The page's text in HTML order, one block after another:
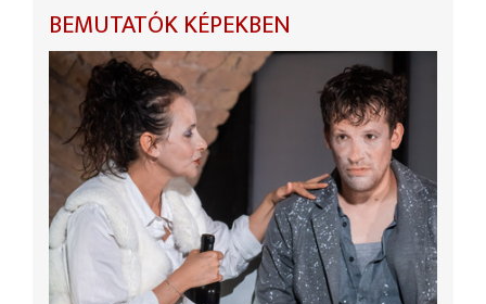
BEMUTATÓK KÉPEKBEN